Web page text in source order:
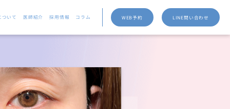
ついて 医師紹介 採用情報 コラム WEB予約 LINE問い合わせ